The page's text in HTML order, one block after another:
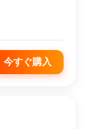
今すぐ購入